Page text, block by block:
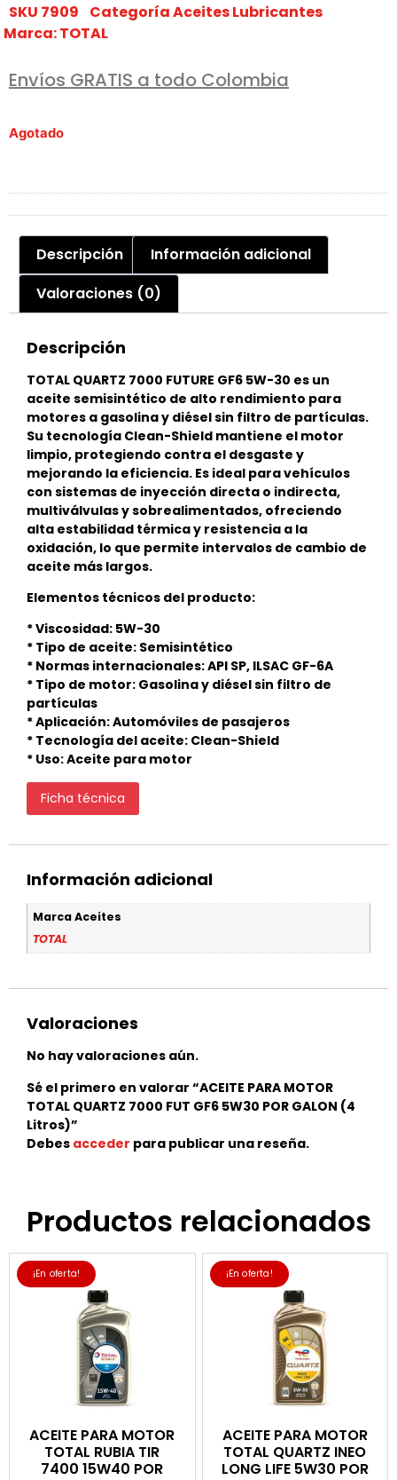
SKU 7909 CategoríaAceites Lubricantes
Marca:TOTAL
Envíos GRATIS a todo Colombia
Agotado
Descripción
Información adicional
Valoraciones (0)
Descripción
TOTAL QUARTZ 7000 FUTURE GF6 5W-30 es un
aceite semisintético de alto rendimiento para
motores a gasolina y diésel sin filtro de partículas.
Su tecnología Clean-Shield mantiene el motor
limpio, protegiendo contra el desgaste y
mejorando la eficiencia. Es ideal para vehículos
con sistemas de inyección directa o indirecta,
multiválvulas y sobrealimentados, ofreciendo
alta estabilidad térmica y resistencia a la
oxidación, lo que permite intervalos de cambio de
aceite más largos.
Elementos técnicos del producto:
* Viscosidad: 5W-30
* Tipo de aceite: Semisintético
* Normas internacionales: API SP, ILSAC GF-6A
* Tipo de motor: Gasolina y diésel sin filtro de
partículas
* Aplicación: Automóviles de pasajeros
* Tecnología del aceite: Clean-Shield
* Uso: Aceite para motor
Ficha técnica
Información adicional
Marca Aceites
TOTAL
Valoraciones
No hay valoraciones aún.
Sé el primero en valorar “ACEITE PARA MOTOR
TOTAL QUARTZ 7000 FUT GF6 5W30 POR GALON (4
Litros)”
Debes acceder para publicar una reseña.
Productos relacionados
¡En oferta!
ACEITE PARA MOTOR
TOTAL RUBIA TIR
7400 15W40 POR
¡En oferta!
ACEITE PARA MOTOR
TOTAL QUARTZ INEO
LONG LIFE 5W30 POR